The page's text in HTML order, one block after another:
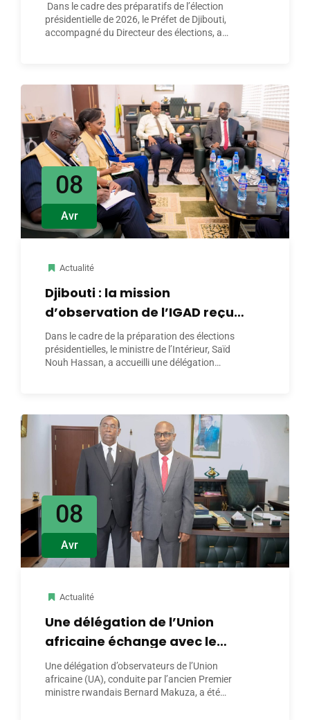
CENI
Dans le cadre des préparatifs de l’élection
présidentielle de 2026, le Préfet de Djibouti,
accompagné du Directeur des élections, a…
08
Avr
Actualité
Djibouti : la mission
d’observation de l’IGAD reçue
au ministère de l’Intérieur
Dans le cadre de la préparation des élections
présidentielles, le ministre de l’Intérieur, Saïd
Nouh Hassan, a accueilli une délégation…
08
Avr
Actualité
Une délégation de l’Union
africaine échange avec le
Ministre de l’Intérieur sur les
élections présidentielles de
2026
Une délégation d’observateurs de l’Union
africaine (UA), conduite par l’ancien Premier
ministre rwandais Bernard Makuza, a été